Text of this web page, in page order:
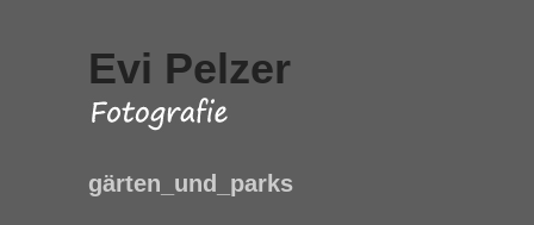
Evi Pelzer
gärten_und_parks